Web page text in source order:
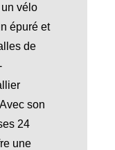
vélo
épuré et
de
son
24
une